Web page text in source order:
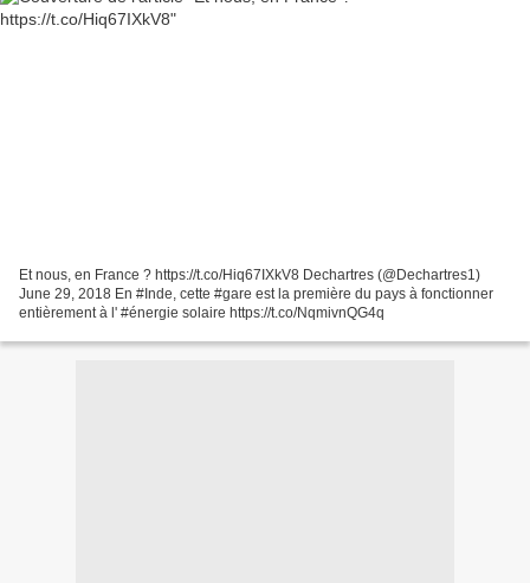
Et nous, en France ? https://t.co/Hiq67IXkV8 Dechartres (@Dechartres1)
June 29, 2018 En #Inde, cette #gare est la première du pays à fonctionner
entièrement à l' #énergie solaire https://t.co/NqmivnQG4q